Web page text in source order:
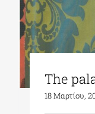
The
18 Μαρτίου,